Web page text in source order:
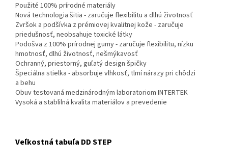
Použité 100% prírodné materiály
Nová technologia šitia - zaručuje flexibilitu a dlhú životnosť
Zvršok a podšívka z prémiovej kvalitnej kože - zaručuje
priedušnosť, neobsahuje toxické látky
Podošva z 100% prírodnej gumy - zaručuje flexibilitu, nízku
hmotnosť, dlhú životnosť, nešmýkavosť
Ochranný, priestorný, guľatý design špičky
Špeciálna stielka - absorbuje vlhkosť, tlmí nárazy pri chôdzi
a behu
Obuv testovaná medzinárodným laboratoriom INTERTEK
Vysoká a stablilná kvalita materiálov a prevedenie
Veľkostná tabuľa DD STEP